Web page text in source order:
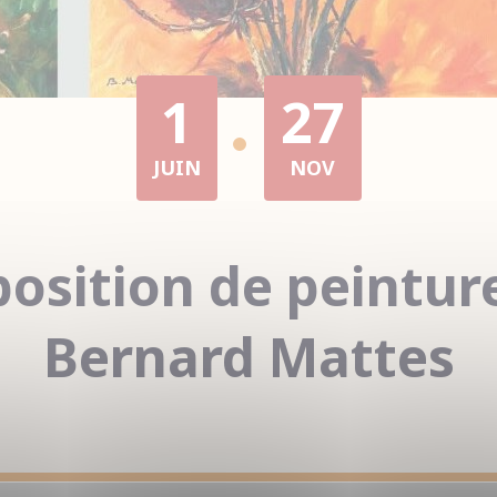
1
JUIN
27
NOV
de
Bernard Mattes